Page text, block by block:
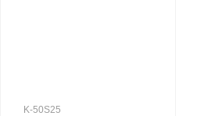
K-50S25